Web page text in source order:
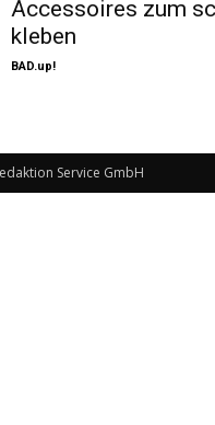
Accessoires zum
kleben
BAD.up!
Service GmbH